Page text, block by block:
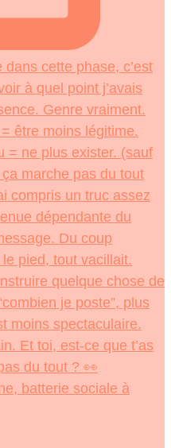
batterie sociale à